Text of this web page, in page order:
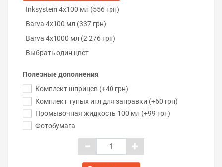
Inksystem 4х100 мл (556 грн)
Barva 4х100 мл (337 грн)
Barva 4х1000 мл (2 276 грн)
Выбрать один цвет
Полезные дополнения
Комплект шприцев (+40 грн)
Комплект тупых игл для заправки (+60 грн)
Промывочная жидкость 100 мл (+99 грн)
Фотобумага